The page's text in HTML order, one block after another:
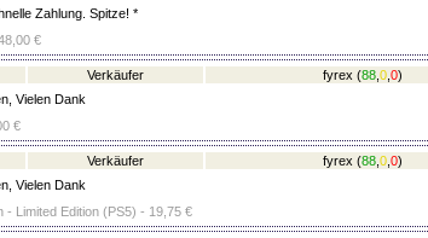
Zahlung. Spitze! *
€
Verkäufer fyrex (88, 0, 0)
Vielen Dank
€
Verkäufer fyrex (88, 0, 0)
Vielen Dank
- Limited Edition (PS5) - 19,75 €